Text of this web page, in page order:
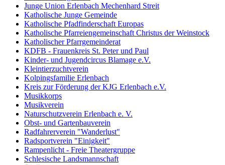
Junge Union Erlenbach Mechenhard Streit
Katholische Junge Gemeinde
Katholische Pfadfinderschaft Europas
Katholische Pfarreiengemeinschaft Christus der Weinstock
Katholischer Pfarrgemeinderat
KDFB - Frauenkreis St. Peter und Paul
Kinder- und Jugendcircus Blamage e.V.
Kleintierzuchtverein
Kolpingsfamilie Erlenbach
Kreis zur Förderung der KJG Erlenbach e.V.
Musikkorps
Musikverein
Naturschutzverein Erlenbach e. V.
Obst- und Gartenbauverein
Radfahrerverein "Wanderlust"
Radsportverein "Einigkeit"
Rampenlicht - Freie Theatergruppe
Schlesische Landsmannschaft